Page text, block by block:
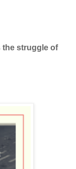
the struggle of